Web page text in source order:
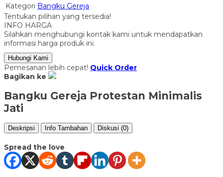
Kategori Bangku Gereja
Tentukan pilihan yang tersedia!
INFO HARGA
Silahkan menghubungi kontak kami untuk mendapatkan
informasi harga produk ini.
Hubungi Kami
Pemesanan lebih cepat! Quick Order
Bagikan ke
Bangku Gereja Protestan Minimalis
Jati
Deskripsi Info Tambahan Diskusi (0)
Spread the love